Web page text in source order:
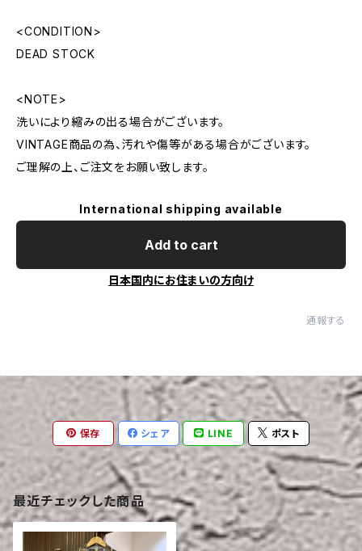
<CONDITION>
DEAD STOCK
<NOTE>
洗いにより縮みの出る場合がございます。
VINTAGE商品の為、汚れや傷等がある場合がございます。
ご理解の上、ご注文をお願い致します。
International shipping available
Add to cart
日本国内にお住まいの方向け
通報する
保存 シェア LINE ポスト
最近チェックした商品